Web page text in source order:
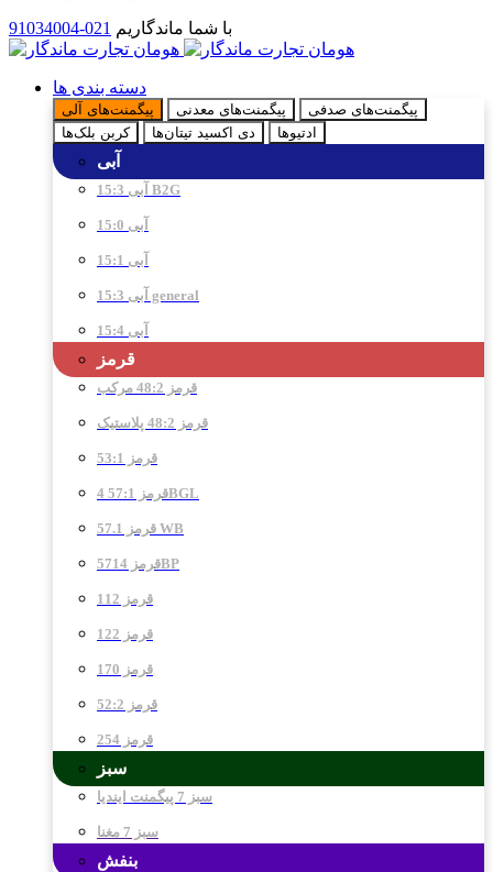
با شما ماندگاریم 021-91034004
دسته بندی ها
پیگمنت‌های آلی پیگمنت‌های معدنی
پیگمنت‌های صدفی
کربن بلک‌ها
دی اکسید تیتان‌ها ادتیو‌ها
آبی
آبی 15:3 B2G
آبی 15:0
آبی 15:1
آبی 15:3 general
آبی 15:4
قرمز
قرمز 48:2 مرکب
قرمز 48:2 پلاستیک
قرمز 53:1
قرمز 57:1 4BGL
قرمز 57.1 WB
قرمز 5714BP
قرمز 112
قرمز 122
قرمز 170
قرمز 52:2
قرمز 254
سبز
سبز 7 پیگمنت ایندیا
سبز 7 مغنا
بنفش